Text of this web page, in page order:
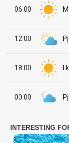
06:00
12:00
18:00
00:00